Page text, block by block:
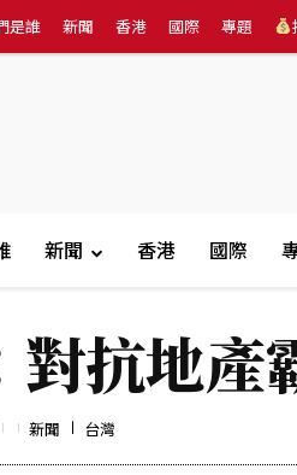
是誰 新聞 香港 國際 專題
新聞 香港 國際
對抗地產
新聞 台灣